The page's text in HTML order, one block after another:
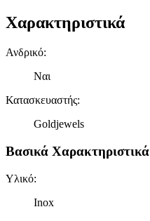
Χαρακτηριστικά
Ανδρικό:
Ναι
Κατασκευαστής:
Goldjewels
Βασικά Χαρακτηριστικά
Υλικό:
Inox